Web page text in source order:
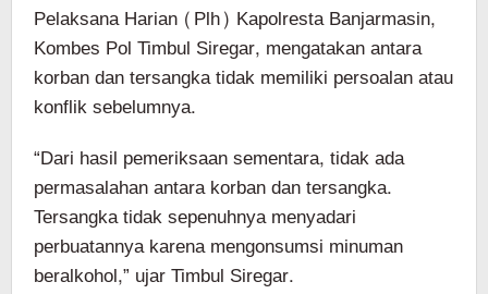
Pelaksana Harian (Plh) Kapolresta Banjarmasin,
Kombes Pol Timbul Siregar, mengatakan antara
korban dan tersangka tidak memiliki persoalan atau
konflik sebelumnya.
“Dari hasil pemeriksaan sementara, tidak ada
permasalahan antara korban dan tersangka.
Tersangka tidak sepenuhnya menyadari
perbuatannya karena mengonsumsi minuman
beralkohol,” ujar Timbul Siregar.